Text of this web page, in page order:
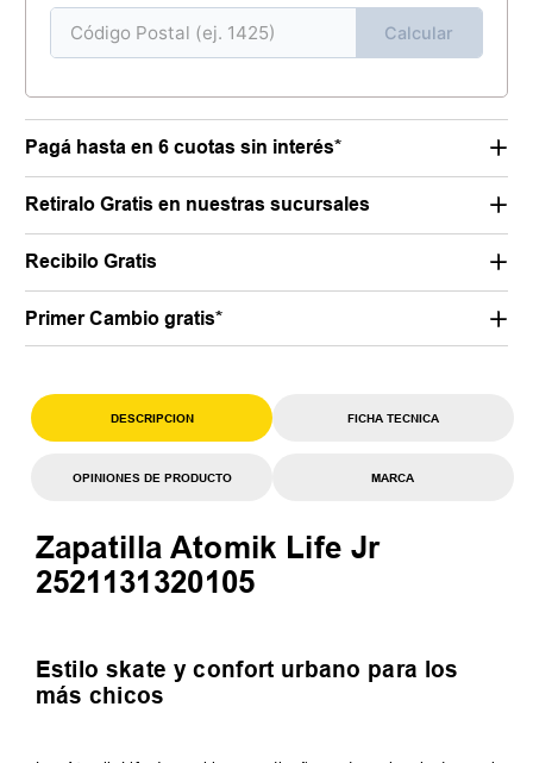
Calcular
Pagá hasta en 6 cuotas sin interés*
Retiralo Gratis en nuestras sucursales
Recibilo Gratis
Primer Cambio gratis*
DESCRIPCION FICHA TECNICA
OPINIONES DE PRODUCTO MARCA
Zapatilla Atomik Life Jr
2521131320105
Estilo skate y confort urbano para los
más chicos